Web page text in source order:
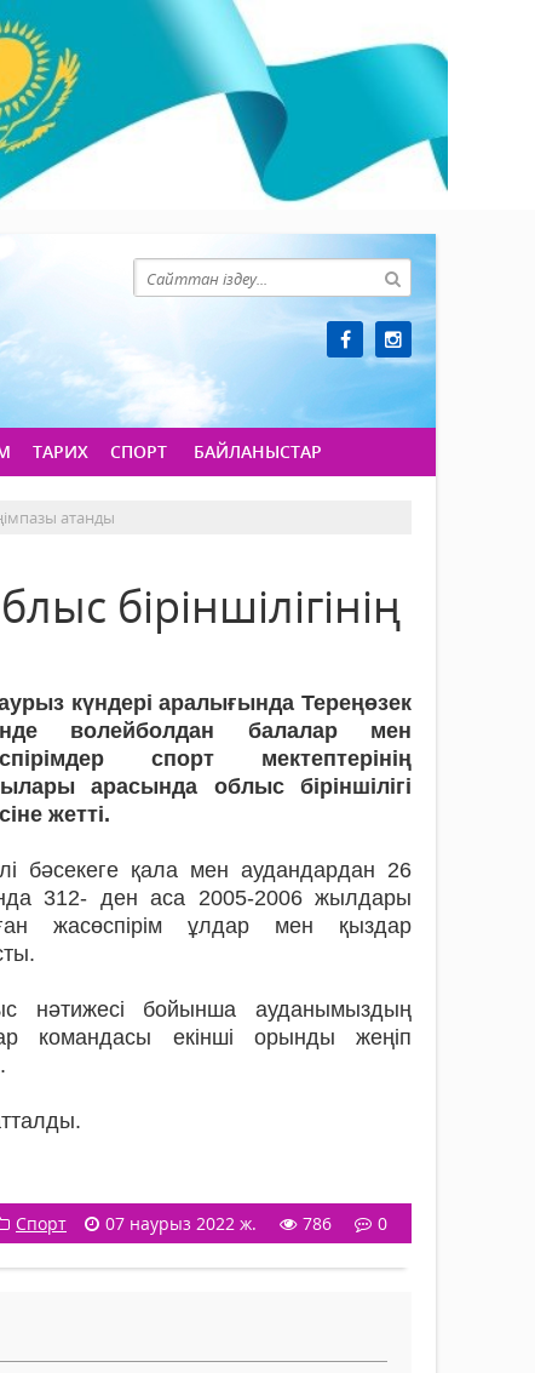
ТАРИХ СПОРТ БАЙЛАНЫСТАР
атанды
біріншілігінің
күндері аралығында Тереңөзек
волейболдан балалар мен
спорт мектептерінің
арасында облыс біріншілігі
жетті.
бәсекеге қала мен аудандардан 26
312- ден аса 2005-2006 жылдары
жасөспірім ұлдар мен қыздар
нәтижесі бойынша ауданымыздың
командасы екінші орынды жеңіп
Спорт 07 наурыз 2022 ж. 786 0